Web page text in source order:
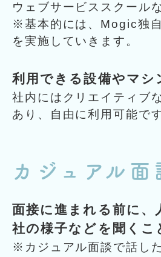
ウェブサービススクール
※基本的には、Mogic独
を実施していきます。
利用できる設備やマシ
社内にはクリエイティブ
あり、自由に利用可能です
カジュアル面
面接に進まれる前に、
社の様子などを聞くこ
※カジュアル面談で話し